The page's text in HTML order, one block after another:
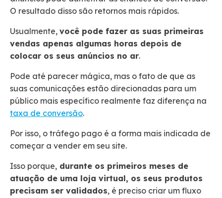
O resultado disso são retornos mais rápidos.
Usualmente, você pode fazer as suas primeiras
vendas apenas algumas horas depois de
colocar os seus anúncios no ar.
Pode até parecer mágica, mas o fato de que as
suas comunicações estão direcionadas para um
público mais específico realmente faz diferença na
taxa de conversão.
Por isso, o tráfego pago é a forma mais indicada de
começar a vender em seu site.
Isso porque, durante os primeiros meses de
atuação de uma loja virtual, os seus produtos
precisam ser validados, é preciso criar um fluxo